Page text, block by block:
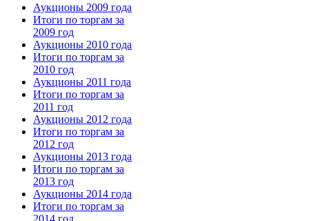
Аукционы 2009 года
Итоги по торгам за
2009 год
Аукционы 2010 года
Итоги по торгам за
2010 год
Аукционы 2011 года
Итоги по торгам за
2011 год
Аукционы 2012 года
Итоги по торгам за
2012 год
Аукционы 2013 года
Итоги по торгам за
2013 год
Аукционы 2014 года
Итоги по торгам за
2014 год